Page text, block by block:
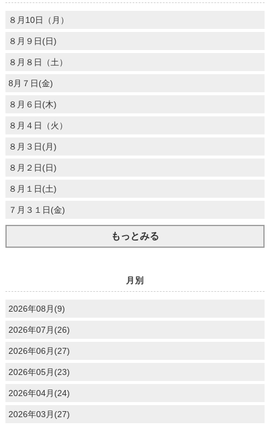
８月10日（月）
８月９日(日)
８月８日（土）
8月７日(金)
８月６日(木)
８月４日（火）
８月３日(月)
８月２日(日)
８月１日(土)
７月３１日(金)
もっとみる
月別
2026年08月(9)
2026年07月(26)
2026年06月(27)
2026年05月(23)
2026年04月(24)
2026年03月(27)